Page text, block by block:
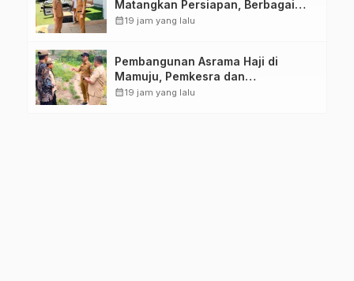
Matangkan Persiapan, Berbagai
Lomba Akan Dilaksanakan Pemprov
calendar_month19 jam yang lalu
Pembangunan Asrama Haji di
Mamuju, Pemkesra dan
Kementerian Haji Sulbar Tinjau
calendar_month19 jam yang lalu